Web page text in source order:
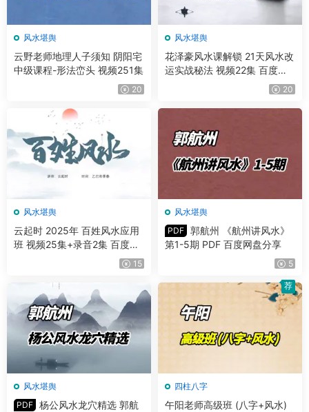
风水堪舆
云野老师地理人子须知 阴阳宅
中级课程-形法峦头 视频251集
20
风水堪舆
花泽豪风水课解锁 21天风水改
运实战秘法 视频22集 百度网
20
风水堪舆
云起时 2025年 百姓风水应用
班 视频25集+录音2集 百度网
15
风水堪舆
PDF 郭航州 《航州讲风水》
第1-5期 PDF 百度网盘分享
5
风水堪舆
PDF 杨公风水龙穴精选 郭航
四柱八字
午阳老师高级班 (八字+风水)
荐